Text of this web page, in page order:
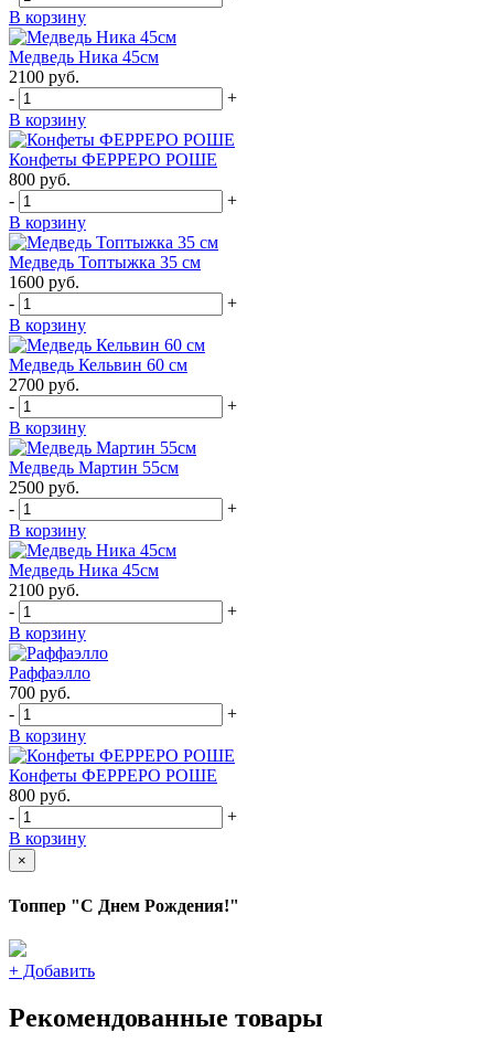
В корзину
Медведь Ника 45см
2100 руб.
-
+
В корзину
Конфеты ФЕРРЕРО РОШЕ
800 руб.
-
+
В корзину
Медведь Топтыжка 35 см
1600 руб.
-
+
В корзину
Медведь Кельвин 60 см
2700 руб.
-
+
В корзину
Медведь Мартин 55см
2500 руб.
-
+
В корзину
Медведь Ника 45см
2100 руб.
-
+
В корзину
Раффаэлло
700 руб.
-
+
В корзину
Конфеты ФЕРРЕРО РОШЕ
800 руб.
-
+
В корзину
×
Топпер "С Днем Рождения!"
+ Добавить
Рекомендованные товары